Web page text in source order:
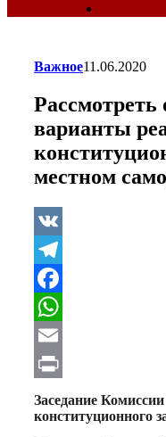
Важное11.06.2020
варианты
местном
VK
Telegram
Facebook
WhatsApp
Email
Print
Заседание
конституционного